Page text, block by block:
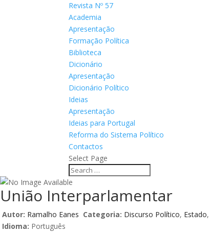
Revista Nº 57
Academia
Apresentação
Formação Política
Biblioteca
Dicionário
Apresentação
Dicionário Político
Ideias
Apresentação
Ideias para Portugal
Reforma do Sistema Político
Contactos
Select Page
União Interparlamentar
Autor: Ramalho Eanes Categoria: Discurso Político, Estado,
Idioma: Português